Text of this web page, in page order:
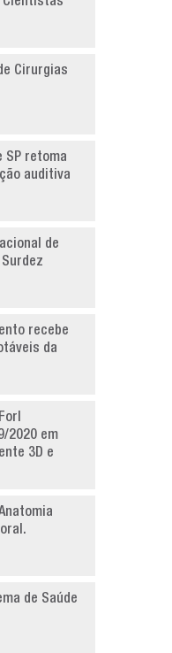
Cirurgias
SP retoma
auditiva
de
recebe
da
2020 em
3D e
de Saúde